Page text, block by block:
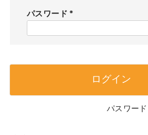
パスワード
)
ログイン
パスワー